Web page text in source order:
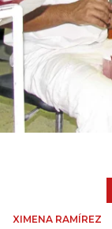
XIMENA RAMÍREZ